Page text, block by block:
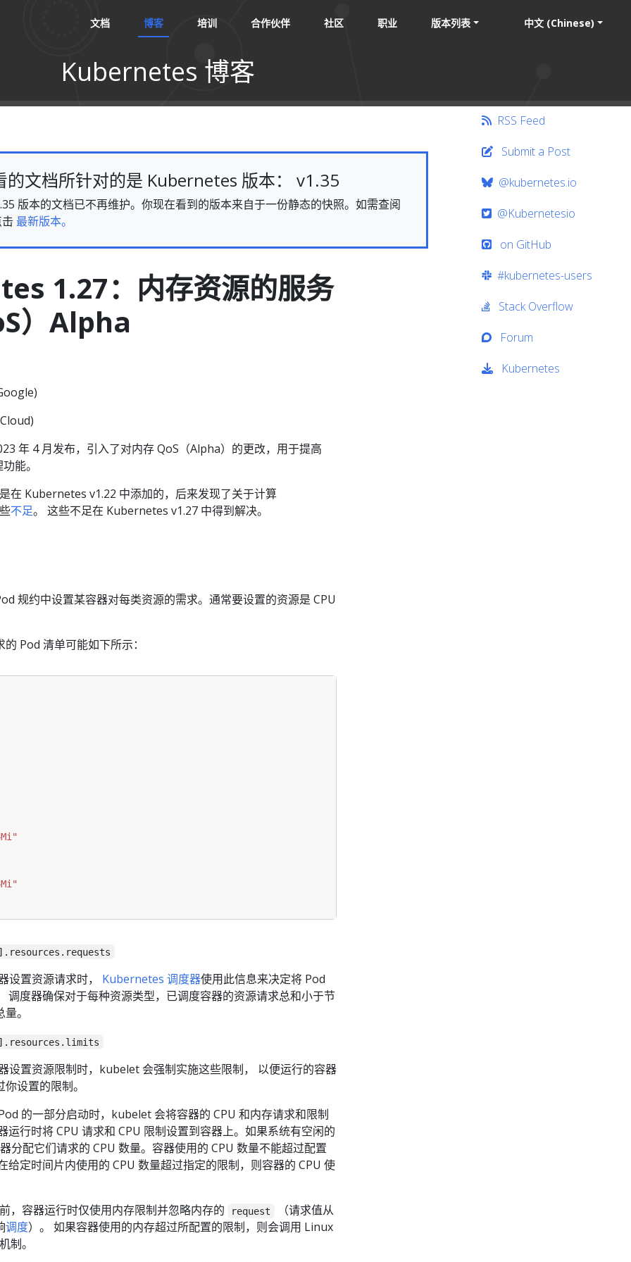
文档 博客 培训 合作伙伴 社区 职业 版本列表 中文 (Chinese)
Kubernetes 博客
的文档所针对的是 Kubernetes 版本： v1.35
版本的文档已不再维护。你现在看到的版本来自于一份静态的快照。如需查阅
最新版本。
1.27：内存资源的服务
）Alpha
年 4 月发布，引入了对内存 QoS（Alpha）的更改，用于提高
能。
在 Kubernetes v1.22 中添加的，后来发现了关于计算
不足。 这些不足在 Kubernetes v1.27 中得到解决。
规约中设置某容器对每类资源的需求。通常要设置的资源是 CPU
Pod 清单可能如下所示：
设置资源请求时， Kubernetes 调度器使用此信息来决定将 Pod
调度器确保对于每种资源类型，已调度容器的资源请求总和小于节
。
设置资源限制时，kubelet 会强制实施这些限制， 以便运行的容器
设置的限制。
的一部分启动时，kubelet 会将容器的 CPU 和内存请求和限制
运行时将 CPU 请求和 CPU 限制设置到容器上。如果系统有空闲的
分配它们请求的 CPU 数量。容器使用的 CPU 数量不能超过配置
给定时间片内使用的 CPU 数量超过指定的限制，则容器的 CPU 使
，容器运行时仅使用内存限制并忽略内存的 request
（请求值从
调度）。 如果容器使用的内存超过所配置的限制，则会调用 Linux
制。
RSS Feed
Submit a Post
@kubernetes.io
@Kubernetesio
on GitHub
#kubernetes-users
Stack Overflow
Forum
Kubernetes